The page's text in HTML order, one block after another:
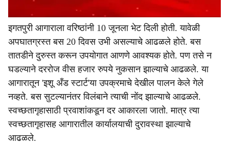
इगतपुरी आगाराला वरिष्ठांनी 10 जूनला भेट दिली होती. यावेळी
अपघातग्रस्त बस 20 दिवस उभी असल्याचे आढळले होते. बस
तातडीने दुरुस्त करून उपयोगात आणणे आवश्यक होते. पण तसे न
घडल्याने दररोज वीस हजार रुपये नुकसान झाल्याचे आढळले. या
आगारातून 'इशू अँड स्टार्ट'या उपक्रमाचे देखील पालन केले गेले
नव्हते. बस सुटल्यानंतर विलंबाने त्याची नोंद झाल्याचे आढळले.
स्वच्छतागृहासाठी प्रवाशांकडून दर आकारला जातो. मात्र त्या
स्वच्छतागृहासह आगारातील कार्यालयाची दुरावस्था झाल्याचे
आढळले.